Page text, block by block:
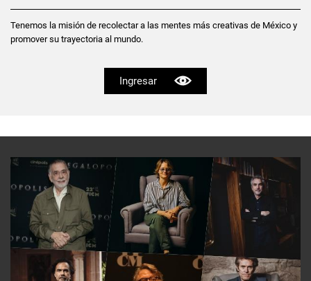
Tenemos la misión de recolectar a las mentes más creativas de México y
promover su trayectoria al mundo.
Ingresar